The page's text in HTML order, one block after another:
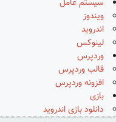
سیستم عامل
ویندوز
اندروید
لینوکس
وردپرس
قالب وردپرس
افزونه وردپرس
بازی
دانلود بازی اندروید